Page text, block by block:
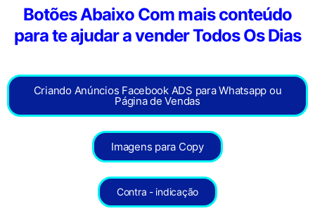
Botões Abaixo Com mais conteúdo
para te ajudar a vender Todos Os Dias
Criando Anúncios Facebook ADS para Whatsapp ou
Página de Vendas
Imagens para Copy
Contra - indicação